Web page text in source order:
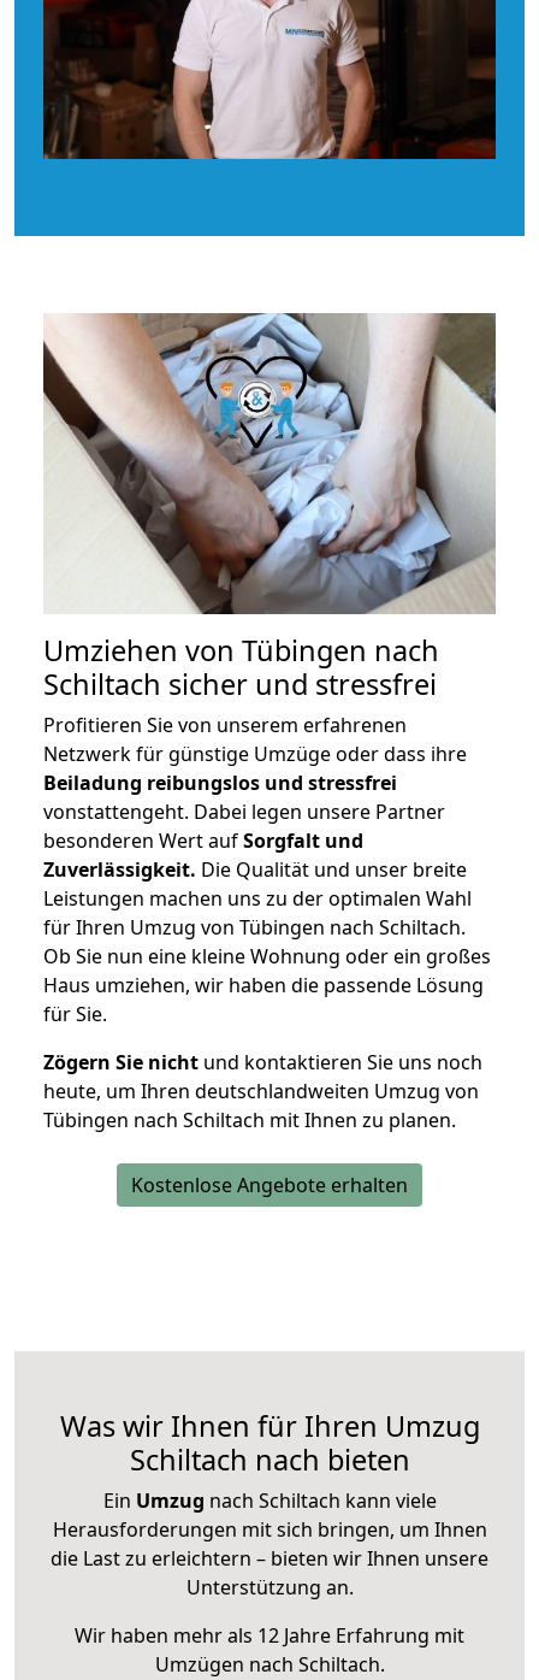
Umziehen von Tübingen nach
Schiltach sicher und stressfrei
Profitieren Sie von unserem erfahrenen
Netzwerk für günstige Umzüge oder dass ihre
Beiladung reibungslos und stressfrei
vonstattengeht. Dabei legen unsere Partner
besonderen Wert aufSorgfalt und
Zuverlässigkeit. Die Qualität und unser breite
Leistungen machen uns zu der optimalen Wahl
für Ihren Umzug von Tübingen nach Schiltach.
Ob Sie nun eine kleine Wohnung oder ein großes
Haus umziehen, wir haben die passende Lösung
für Sie.
Zögern Sie nicht und kontaktieren Sie uns noch
heute, um Ihren deutschlandweiten Umzug von
Tübingen nach Schiltach mit Ihnen zu planen.
Kostenlose Angebote erhalten
Was wir Ihnen für Ihren Umzug
Schiltach nach bieten
Ein Umzug nach Schiltach kann viele
Herausforderungen mit sich bringen, um Ihnen
die Last zu erleichtern – bieten wir Ihnen unsere
Unterstützung an.
Wir haben mehr als 12 Jahre Erfahrung mit
Umzügen nach Schiltach.